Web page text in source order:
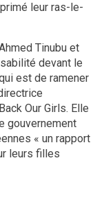
leur ras-le-
Tinubu et
devant le
est de ramener
Our Girls. Elle
gouvernement
« un rapport
leurs filles